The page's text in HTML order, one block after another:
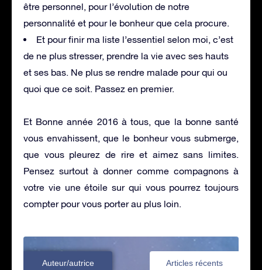
être personnel, pour l’évolution de notre
personnalité et pour le bonheur que cela procure.
Et pour finir ma liste l’essentiel selon moi, c’est
de ne plus stresser, prendre la vie avec ses hauts
et ses bas. Ne plus se rendre malade pour qui ou
quoi que ce soit. Passez en premier.
Et Bonne année 2016 à tous, que la bonne santé
vous envahissent, que le bonheur vous submerge,
que vous pleurez de rire et aimez sans limites.
Pensez surtout à donner comme compagnons à
votre vie une étoile sur qui vous pourrez toujours
compter pour vous porter au plus loin.
Auteur/autrice Articles récents